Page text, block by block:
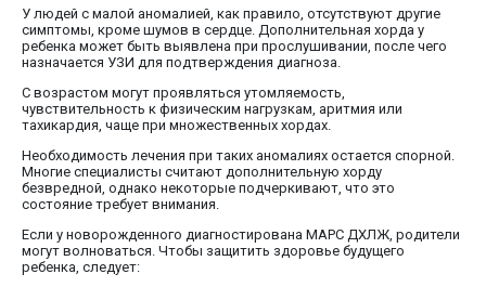
У людей с малой аномалией, как правило, отсутствуют другие
симптомы, кроме шумов в сердце. Дополнительная хорда у
ребенка может быть выявлена при прослушивании, после чего
назначается УЗИ для подтверждения диагноза.
С возрастом могут проявляться утомляемость,
чувствительность к физическим нагрузкам, аритмия или
тахикардия, чаще при множественных хордах.
Необходимость лечения при таких аномалиях остается спорной.
Многие специалисты считают дополнительную хорду
безвредной, однако некоторые подчеркивают, что это
состояние требует внимания.
Если у новорожденного диагностирована МАРС ДХЛЖ, родители
могут волноваться. Чтобы защитить здоровье будущего
ребенка, следует: